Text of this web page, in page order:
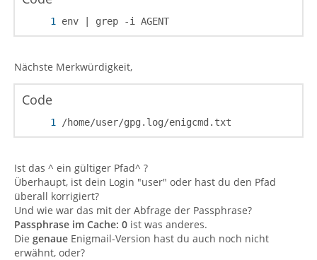
env | grep -i AGENT
Nächste Merkwürdigkeit,
Code
/home/user/gpg.log/enigcmd.txt
Ist das ^ ein gültiger Pfad^ ?
Überhaupt, ist dein Login "user" oder hast du den Pfad
überall korrigiert?
Und wie war das mit der Abfrage der Passphrase?
Passphrase im Cache: 0 ist was anderes.
Die genaue Enigmail-Version hast du auch noch nicht
erwähnt, oder?